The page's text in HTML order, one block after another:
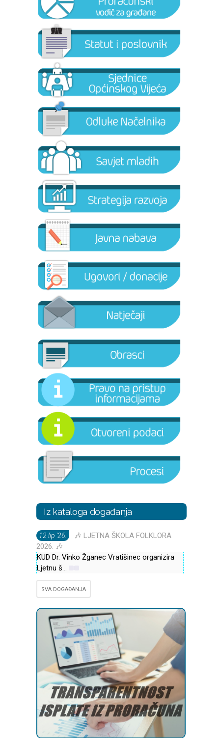
Iz kataloga događanja
12 lip '26.
🎶 LJETNA ŠKOLA FOLKLORA
2026. 🎶
KUD Dr. Vinko Žganec Vratišinec organizira
Ljetnu š...
SVA DOGAĐANJA